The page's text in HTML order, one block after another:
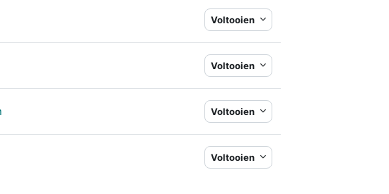
pakket Voltooien
Voltooien
SCORM-pakket Voltooien
Voltooien